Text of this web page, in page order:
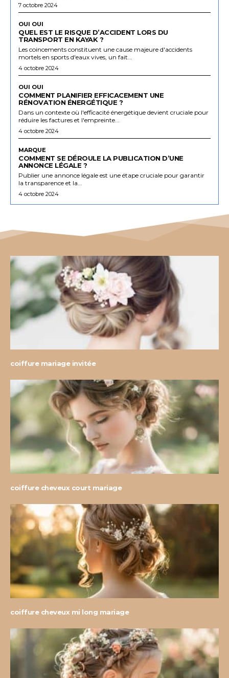
7 octobre 2024
OUI OUI
QUEL EST LE RISQUE D’ACCIDENT LORS DU
TRANSPORT EN KAYAK ?
Les coincements constituent une cause majeure d'accidents
mortels en sports d'eaux vives, un fait...
4 octobre 2024
OUI OUI
COMMENT PLANIFIER EFFICACEMENT UNE
RÉNOVATION ÉNERGÉTIQUE ?
Dans un contexte où l'efficacité énergétique devient cruciale pour
réduire les factures et l'empreinte...
4 octobre 2024
MARQUE
COMMENT SE DÉROULE LA PUBLICATION D’UNE
ANNONCE LÉGALE ?
Publier une annonce légale est une étape cruciale pour garantir
la transparence et la...
4 octobre 2024
coiffure mariage invitée
coiffure cheveux court mariage
coiffure cheveux mi long mariage